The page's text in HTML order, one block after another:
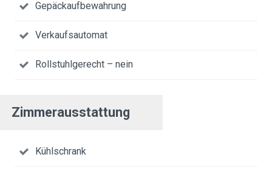
Gepäckaufbewahrung
Verkaufsautomat
Rollstuhlgerecht – nein
Zimmerausstattung
Kühlschrank